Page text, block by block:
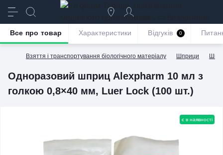
якість та бездоганне
обслуговування
Взяття і транспортування біологічного матеріалу Шприци
Одноразовий шприц Alexpharm 10 мл з
голкою 0,8×40 мм, Luer Lock (100 шт.)
Все про товар Характеристики Відгуків 0
є в наявності